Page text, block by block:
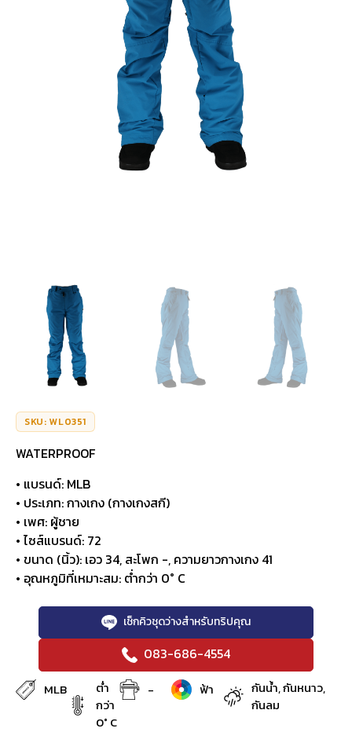
SKU: WL0351
WATERPROOF
• แบรนด์: MLB
• ประเภท: กางเกง (กางเกงสกี)
• เพศ: ผู้ชาย
• ไซส์แบรนด์: 72
• ขนาด (นิ้ว): เอว 34, สะโพก -, ความยาวกางเกง 41
• อุณหภูมิที่เหมาะสม: ต่ำกว่า 0° C
เช็กคิวชุดว่างสำหรับทริปคุณ
083-686-4554
MLB
ต่ำ
กว่า
0° C
- ฟ้า
กันน้ำ, กันหนาว,
กันลม